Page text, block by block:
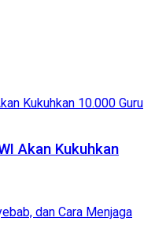
Akan Kukuhkan